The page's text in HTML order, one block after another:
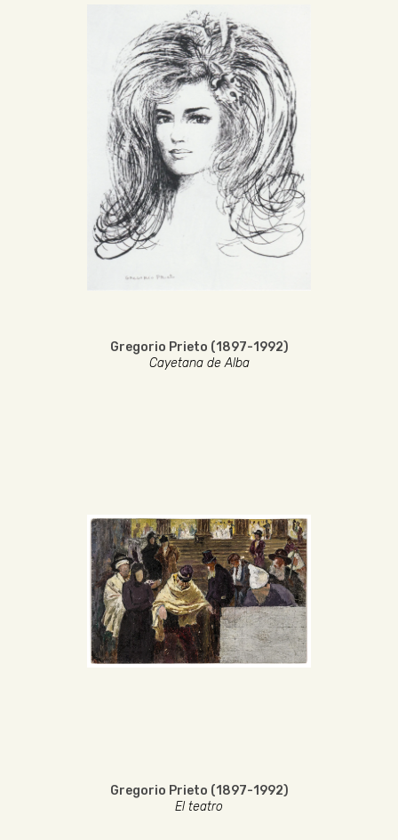
Gregorio Prieto (1897-1992)
Cayetana de Alba
Gregorio Prieto (1897-1992)
El teatro